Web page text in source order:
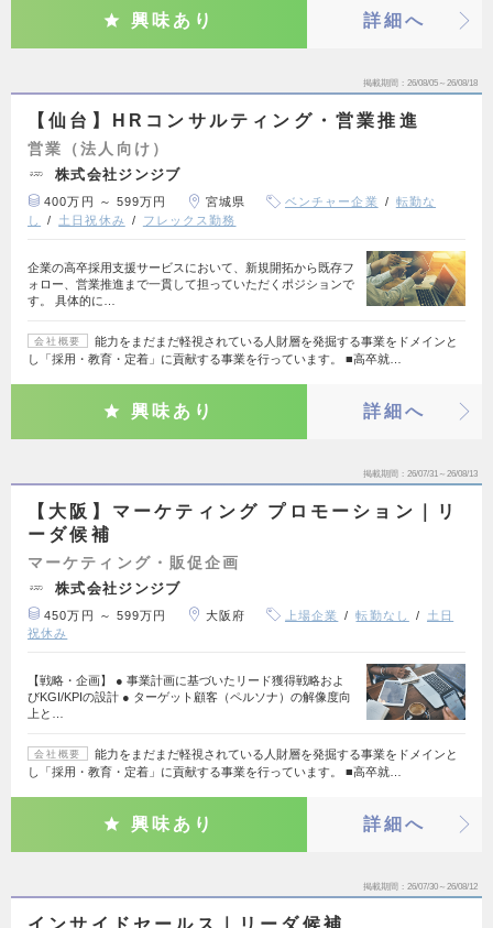
興味あり 詳細へ
掲載期間 26/08/05～26/08/18
【仙台】HRコンサルティング・営業推進
営業（法人向け）
株式会社ジンジブ
400万円 ～ 599万円 宮城県 ベンチャー企業
転勤な
し
土日祝休み フレックス勤務
企業の高卒採用支援サービスにおいて、新規開拓から既存フ
ォロー、営業推進まで一貫して担っていただくポジションで
す。 具体的に…
会社概要
能力をまだまだ軽視されている人財層を発掘する事業をドメインと
し「採用・教育・定着」に貢献する事業を行っています。 ■高卒就…
興味あり 詳細へ
掲載期間 26/07/31～26/08/13
【大阪】マーケティング プロモーション｜リ
ーダ候補
マーケティング・販促企画
株式会社ジンジブ
450万円 ～ 599万円 大阪府 上場企業 転勤なし
土日
祝休み
【戦略・企画】 ● 事業計画に基づいたリード獲得戦略およ
びKGI/KPIの設計 ● ターゲット顧客（ペルソナ）の解像度向
上と…
会社概要
能力をまだまだ軽視されている人財層を発掘する事業をドメインと
し「採用・教育・定着」に貢献する事業を行っています。 ■高卒就…
興味あり 詳細へ
掲載期間 26/07/30～26/08/12